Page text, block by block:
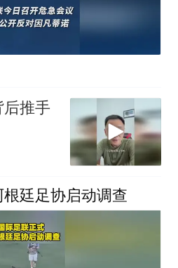
推手
廷足协启动调查